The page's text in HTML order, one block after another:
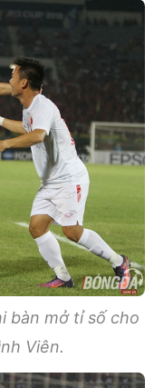
bàn mở tỉ số cho
Viên.